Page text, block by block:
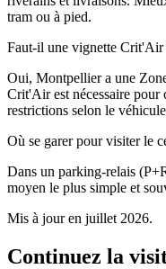
tram ou à pied.
Faut-il une vignette
Oui, Montpellier a une
Crit'Air est nécessaire pour
restrictions selon le
Où se garer pour visiter le
Dans un parking-relais
moyen le plus simple et
Mis à jour en juillet 2026.
Continuez la